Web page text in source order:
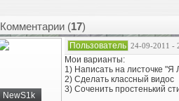
Комментарии (17)
NewS1k
Пользователь 24-09-2011 -
Мои варианты:
1) Написать на листочке
2) Сделать классный видос
3) Соченить простенький